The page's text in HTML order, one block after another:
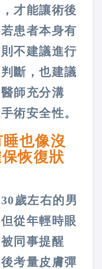
才能讓術後
患者本身有
不建議進行
斷，也建議
師充分溝
術安全性。
也像沒
恢復狀
歲左右的男
從年輕時眼
同事提醒
考量皮膚彈